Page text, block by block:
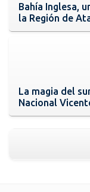
Bahía Inglesa,
la Región de
La magia del
Nacional